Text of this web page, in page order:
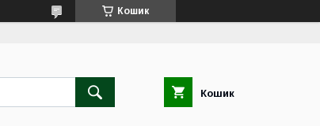
Кошик
Кошик